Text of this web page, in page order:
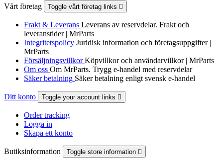
Vårt företag Toggle vårt företag links 
Frakt & Leverans Leverans av reservdelar. Frakt och
leveranstider | MrParts
Integritetspolicy Juridisk information och företagsuppgifter |
MrParts
FörsäljningsvillkorKöpvillkor och användarvillkor | MrParts
Om oss Om MrParts. Trygg e-handel med reservdelar
Säker betalning Säker betalning enligt svensk e-handel
Ditt konto Toggle your account links 
Order tracking
Logga in
Skapa ett konto
Butiksinformation Toggle store information 